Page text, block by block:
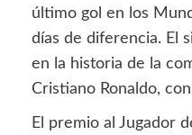
último gol en los
días de diferencia. El
en la historia de la
Cristiano Ronaldo,
El premio al Jugador